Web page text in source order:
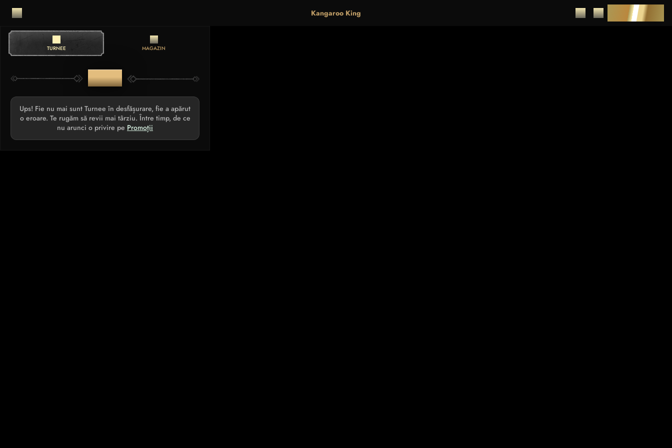
Kangaroo King DEPUNERE
TURNEE MAGAZIN
TURNEE
Ups! Fie nu mai sunt Turnee în desfășurare, fie a apărut
o eroare. Te rugăm să revii mai târziu. Între timp, de ce
nu arunci o privire pe Promoții